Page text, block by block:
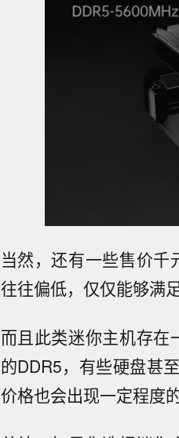
当然，还有一些售价
往往偏低，仅仅能够满
而且此类迷你主机存在
的DDR5，有些硬盘甚
价格也会出现一定程度